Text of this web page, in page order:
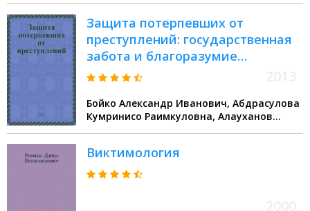
Защита потерпевших от
преступлений: государственная
забота и благоразумие
потенциальных жертв : научно-
Бойко Александр Иванович, Абдрасулова
Кумринисо Раимкуловна, Алауханов
Виктимология